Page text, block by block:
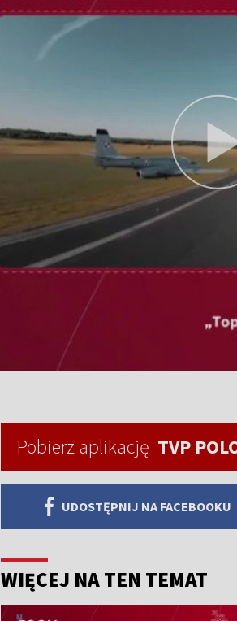
Pobierz aplikację TVP
UDOSTĘPNIJ NA FACEBOOKU
WIĘCEJ NA TEN TEMAT